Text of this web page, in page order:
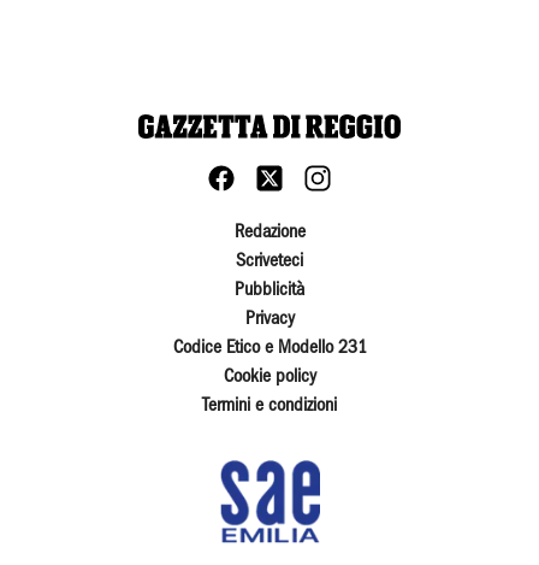
Redazione
Scriveteci
Pubblicità
Privacy
Codice Etico e Modello 231
Cookie policy
Termini e condizioni